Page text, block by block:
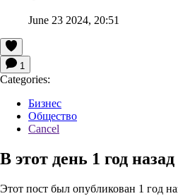
June 23 2024, 20:51
1
Categories:
Бизнес
Общество
Cancel
В этот день 1 год назад
Этот пост был опубликован 1 год